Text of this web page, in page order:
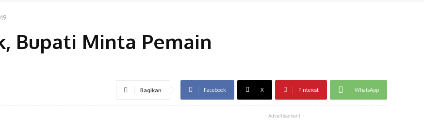
Bupati Minta Pemain
Bagikan Facebook X Pinterest WhatsApp
- Advertisement -